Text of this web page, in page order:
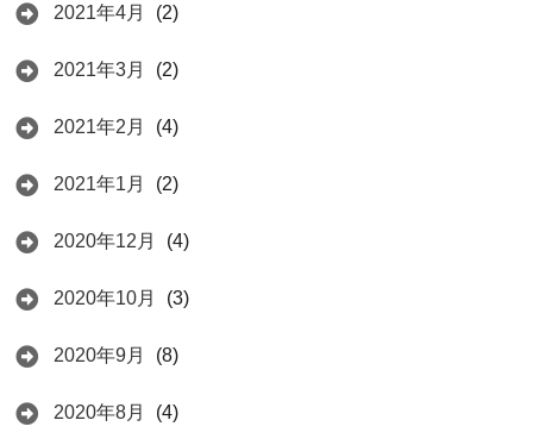
2021年4月 (2)
2021年3月 (2)
2021年2月 (4)
2021年1月 (2)
2020年12月 (4)
2020年10月 (3)
2020年9月 (8)
2020年8月 (4)